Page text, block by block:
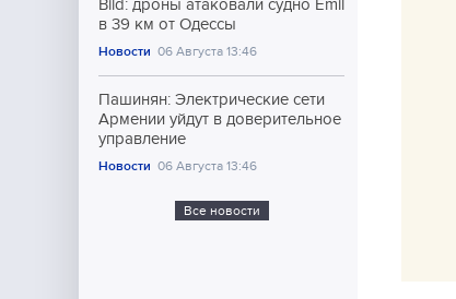
Bild: дроны атаковали судно Emil
в 39 км от Одессы
Новости 06 Августа 13:46
Пашинян: Электрические сети
Армении уйдут в доверительное
управление
Новости 06 Августа 13:46
Все новости